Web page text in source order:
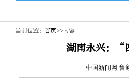
当前位置： 首页>>内容
湖南永兴：“
中国新闻网 鲁